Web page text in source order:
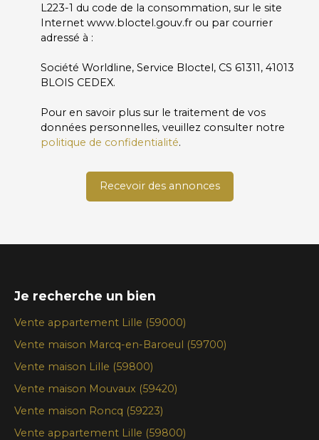
L223-1 du code de la consommation, sur le site
Internet www.bloctel.gouv.fr ou par courrier
adressé à :
Société Worldline, Service Bloctel, CS 61311, 41013
BLOIS CEDEX.
Pour en savoir plus sur le traitement de vos
données personnelles, veuillez consulter notre
politique de confidentialité.
Recevoir des annonces
Je recherche un bien
Vente appartement Lille (59000)
Vente maison Marcq-en-Baroeul (59700)
Vente maison Lille (59800)
Vente maison Mouvaux (59420)
Vente maison Roncq (59223)
Vente appartement Lille (59800)